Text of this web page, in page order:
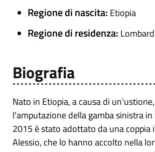
Regione di nascita: Etiopia
Regione di residenza:
Biografia
Nato in Etiopia, a causa di
l'amputazione della gamba sinistra
2015 è stato adottato da una coppia
Alessio, che lo hanno accolto nella